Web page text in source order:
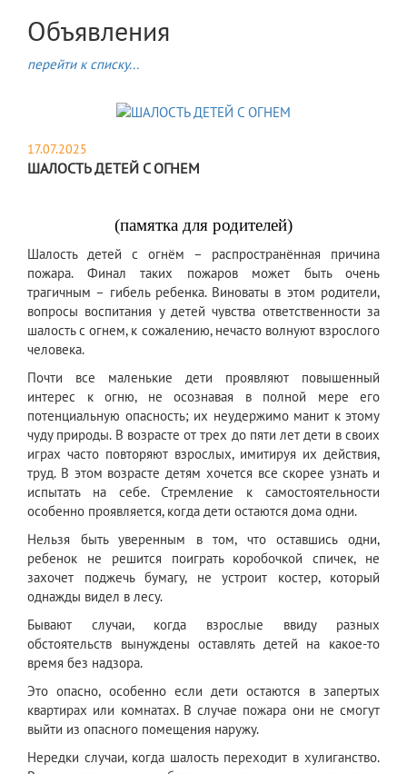
Объявления
перейти к списку...
17.07.2025
ШАЛОСТЬ ДЕТЕЙ С ОГНЕМ
(памятка для родителей)
Шалость детей с огнём – распространённая причина
пожара. Финал таких пожаров может быть очень
трагичным – гибель ребенка. Виноваты в этом родители,
вопросы воспитания у детей чувства ответственности за
шалость с огнем, к сожалению, нечасто волнуют взрослого
человека.
Почти все маленькие дети проявляют повышенный
интерес к огню, не осознавая в полной мере его
потенциальную опасность; их неудержимо манит к этому
чуду природы. В возрасте от трех до пяти лет дети в своих
играх часто повторяют взрослых, имитируя их действия,
труд. В этом возрасте детям хочется все скорее узнать и
испытать на себе. Стремление к самостоятельности
особенно проявляется, когда дети остаются дома одни.
Нельзя быть уверенным в том, что оставшись одни,
ребенок не решится поиграть коробочкой спичек, не
захочет поджечь бумагу, не устроит костер, который
однажды видел в лесу.
Бывают случаи, когда взрослые ввиду разных
обстоятельств вынуждены оставлять детей на какое-то
время без надзора.
Это опасно, особенно если дети остаются в запертых
квартирах или комнатах. В случае пожара они не смогут
выйти из опасного помещения наружу.
Нередки случаи, когда шалость переходит в хулиганство.